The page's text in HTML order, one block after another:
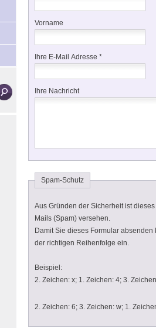
Vorname
Ihre E-Mail Adresse *
Ihre Nachricht
Spam-Schutz
Aus Gründen der Sicherheit ist
Mails (Spam) versehen.
Damit Sie dieses Formular
der richtigen Reihenfolge ein.
Beispiel:
2. Zeichen: x; 1. Zeichen: 4; 3.
2. Zeichen: 6; 3. Zeichen: